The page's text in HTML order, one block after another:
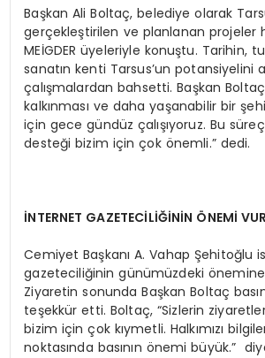
Başkan Ali Boltaç, belediye olarak
gerçekleştirilen ve planlanan projeler
MEİGDER üyeleriyle konuştu. Tarihin,
sanatın kenti Tarsus’un potansiyelini
çalışmalardan bahsetti. Başkan
kalkınması ve daha yaşanabilir bir
için gece gündüz çalışıyoruz. Bu
desteği bizim için çok önemli.” dedi.
İNTERNET GAZETECİLİĞİNİN ÖNEMİ
Cemiyet Başkanı A. Vahap Şehitoğlu
gazeteciliğinin günümüzdeki
Ziyaretin sonunda Başkan Boltaç
teşekkür etti. Boltaç, “Sizlerin
bizim için çok kıymetli. Halkımızı
noktasında basının önemi büyük.”